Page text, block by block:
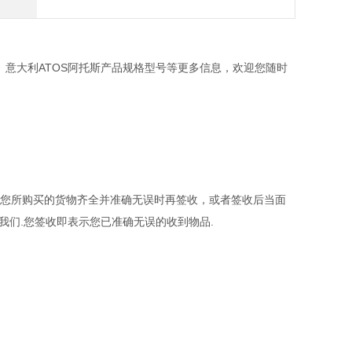
大利ATOS阿托斯产品规格型号等更多信息，欢迎您随时
所购买的货物齐全并准确无误时再签收，或者签收后当面
们.您签收即表示您已准确无误的收到物品.